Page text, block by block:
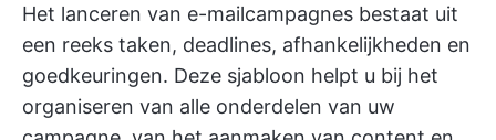
Het lanceren van e-mailcampagnes bestaat uit
een reeks taken, deadlines, afhankelijkheden en
goedkeuringen. Deze sjabloon helpt u bij het
organiseren van alle onderdelen van uw